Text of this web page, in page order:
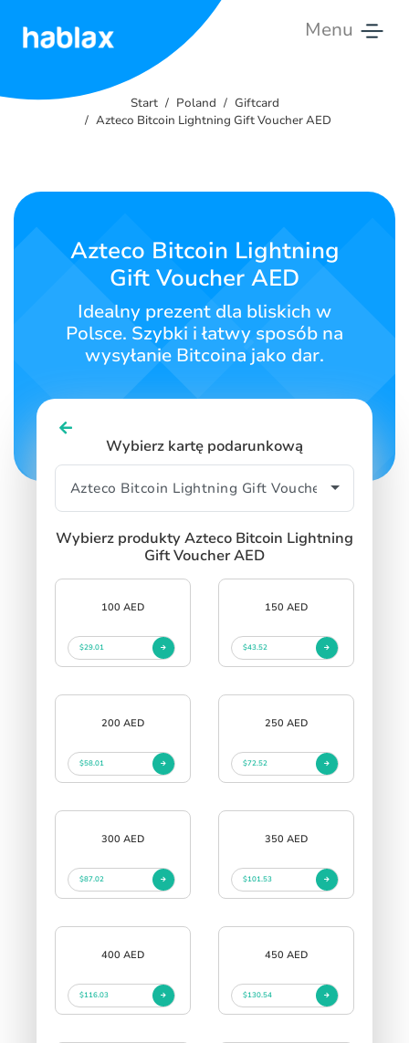
Menu
SIGN INSIGN UP
Start Poland
Giftcard
Azteco Bitcoin Lightning Gift Voucher AED
Azteco Bitcoin Lightning
Gift Voucher AED
Idealny prezent dla bliskich w
Polsce. Szybki i łatwy sposób na
wysyłanie Bitcoina jako dar.
Wybierz kartę podarunkową
Wybierz produkty Azteco Bitcoin Lightning
Gift Voucher AED
100 AED
$29.01
150 AED
$43.52
200 AED
$58.01
250 AED
$72.52
300 AED
$87.02
350 AED
$101.53
400 AED
$116.03
450 AED
$130.54